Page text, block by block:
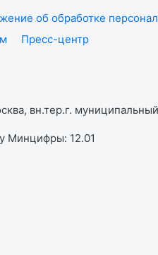
об обработке
Пресс-центр
вн.тер.г.
Минцифры: 12.01